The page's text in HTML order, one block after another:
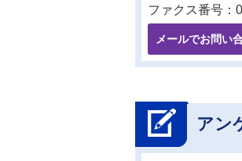
ファクス番号：
メールでお問い
アン